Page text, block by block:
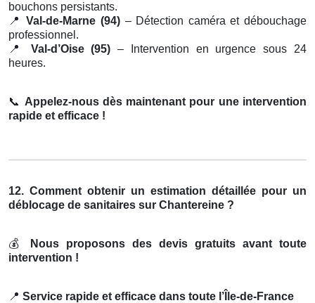
bouchons persistants.
📍
Val-de-Marne (94)– Détection caméra et débouchage
professionnel.
📍
Val-d’Oise (95) – Intervention en urgence sous 24
heures.
📞 Appelez-nous dès maintenant pour une intervention
rapide et efficace !
12. Comment obtenir un estimation détaillée pour un
déblocage de sanitaires sur Chantereine ?
💰
Nous proposons des devis gratuits avant toute
intervention !
📍 Service rapide et efficace dans toute l’Île-de-France